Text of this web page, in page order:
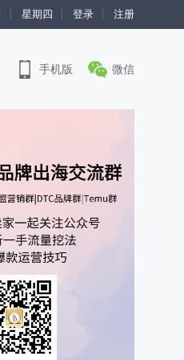
星期四 登录 注册
手机版 微信